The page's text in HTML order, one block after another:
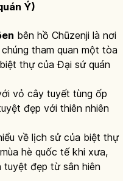
Ý)
bên hồ Chūzenji là nơi
tham quan một tòa
thự của Đại sứ quán
vỏ cây tuyết tùng ốp
đẹp với thiên nhiên
về lịch sử của biệt thự
hè quốc tế khi xưa,
đẹp từ sân hiên